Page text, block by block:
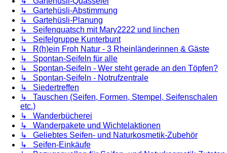
↳ Gartehüsli-Abstimmung
↳ Gartehüsli-Planung
↳ Seifenquatsch mit Mary2222 und linchen
↳ Seifelgruppe Kunterbunt
↳ R(h)ein Froh Natur - 3 Rheinländerinnen & Gäste
↳ Spontan-Seifeln für alle
↳ Spontan-Seifeln - Wer steht gerade an den Töpfen?
↳ Spontan-Seifeln - Notrufzentrale
↳ Siedertreffen
↳ Tauschen (Seifen, Formen, Stempel, Seifenschalen
etc.)
↳ Wanderbücherei
↳ Wanderpakete und Wichtelaktionen
↳ Geliebtes Seifen- und Naturkosmetik-Zubehör
↳ Seifen-Einkäufe